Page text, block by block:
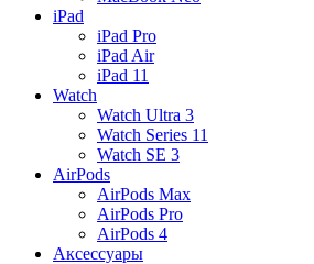
iPad
iPad Pro
iPad Air
iPad 11
Watch
Watch Ultra 3
Watch Series 11
Watch SE 3
AirPods
AirPods Max
AirPods Pro
AirPods 4
Аксессуары